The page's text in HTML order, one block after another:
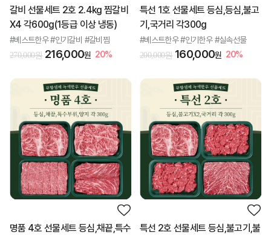
갈비 선물세트 2호 2.4kg 찜갈비
X4 각600g(1등급 이상 냉동)
#베스트한우 #인기갈비 #갈비찜
270,000원 216,000원 20%
특선 1호 선물세트 등심,등심,불고
기,국거리 각300g
#베스트한우 #인기한우 #실속선물
200,000원 160,000원 20%
명품 4호 선물세트 등심,채끝,특수
특선 2호 선물세트 등심,불고기,불